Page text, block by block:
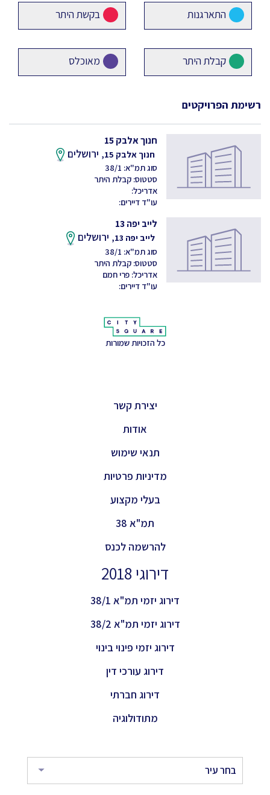
התארגנות בקשת היתר
קבלת היתר מאוכלס
רשימת הפרויקטים
חנוך אלבק 15
חנוך אלבק 15, ירושלים
סוג תמ"א: 38/1
סטטוס: קבלת היתר
אדריכל:
עו"ד דיירים:
לייב יפה 13
לייב יפה 13, ירושלים
סוג תמ"א: 38/1
סטטוס: קבלת היתר
אדריכל: פרי חמם
עו"ד דיירים:
כל הזכויות שמורות
יצירת קשר
אודות
תנאי שימוש
מדיניות פרטיות
בעלי מקצוע
תמ"א 38
להרשמה לכנס
דירוגי 2018
דירוג יזמי תמ"א 38/1
דירוג יזמי תמ"א 38/2
דירוג יזמי פינוי בינוי
דירוג עורכי דין
דירוג חברתי
מתודולוגיה